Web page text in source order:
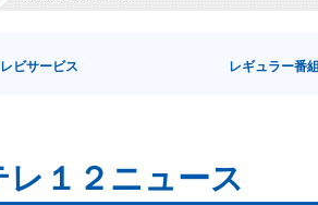
ビサービス レギュラー番
レ１２ニュース